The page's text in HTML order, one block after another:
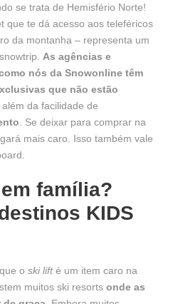
se trata de Hemisfério Norte!
que te dá acesso aos teleféricos
da montanha – representa um
As agências e
nós da Snowonline têm
que não estão
além da facilidade de
. Se deixar para comprar na
mais caro. Isso também vale
família?
KIDS
o ski lifté um item caro na
muitos ski resorts onde as